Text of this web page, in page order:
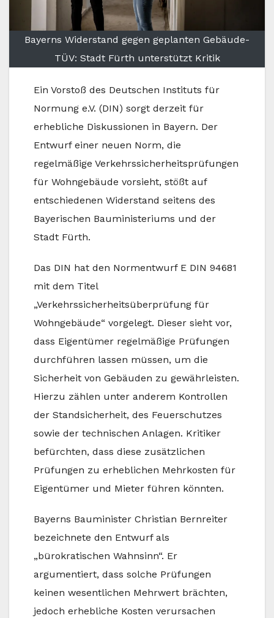
Bayerns Widerstand gegen geplanten Gebäude-
TÜV: Stadt Fürth unterstützt Kritik
Ein Vorstoß des Deutschen Instituts für
Normung e.V. (DIN) sorgt derzeit für
erhebliche Diskussionen in Bayern. Der
Entwurf einer neuen Norm, die
regelmäßige Verkehrssicherheitsprüfungen
für Wohngebäude vorsieht, stößt auf
entschiedenen Widerstand seitens des
Bayerischen Bauministeriums und der
Stadt Fürth.
Das DIN hat den Normentwurf E DIN 94681
mit dem Titel
„Verkehrssicherheitsüberprüfung für
Wohngebäude“ vorgelegt. Dieser sieht vor,
dass Eigentümer regelmäßige Prüfungen
durchführen lassen müssen, um die
Sicherheit von Gebäuden zu gewährleisten.
Hierzu zählen unter anderem Kontrollen
der Standsicherheit, des Feuerschutzes
sowie der technischen Anlagen. Kritiker
befürchten, dass diese zusätzlichen
Prüfungen zu erheblichen Mehrkosten für
Eigentümer und Mieter führen könnten.
Bayerns Bauminister Christian Bernreiter
bezeichnete den Entwurf als
„bürokratischen Wahnsinn“. Er
argumentiert, dass solche Prüfungen
keinen wesentlichen Mehrwert brächten,
jedoch erhebliche Kosten verursachen